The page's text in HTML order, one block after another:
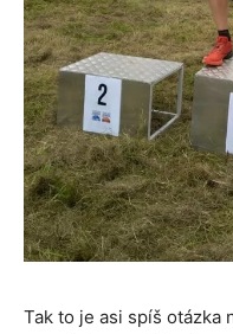
Tak to je asi spíš otázka